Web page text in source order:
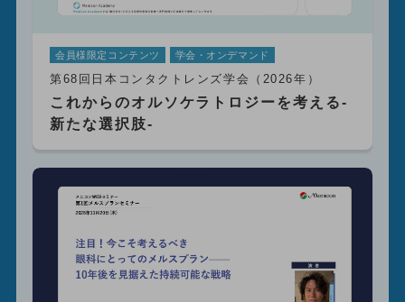
会員様限定コンテンツ 学会・オンデマンド
第68回日本コンタクトレンズ学会（2026年）
これからのオルソケラトロジーを考える-
新たな選択肢-